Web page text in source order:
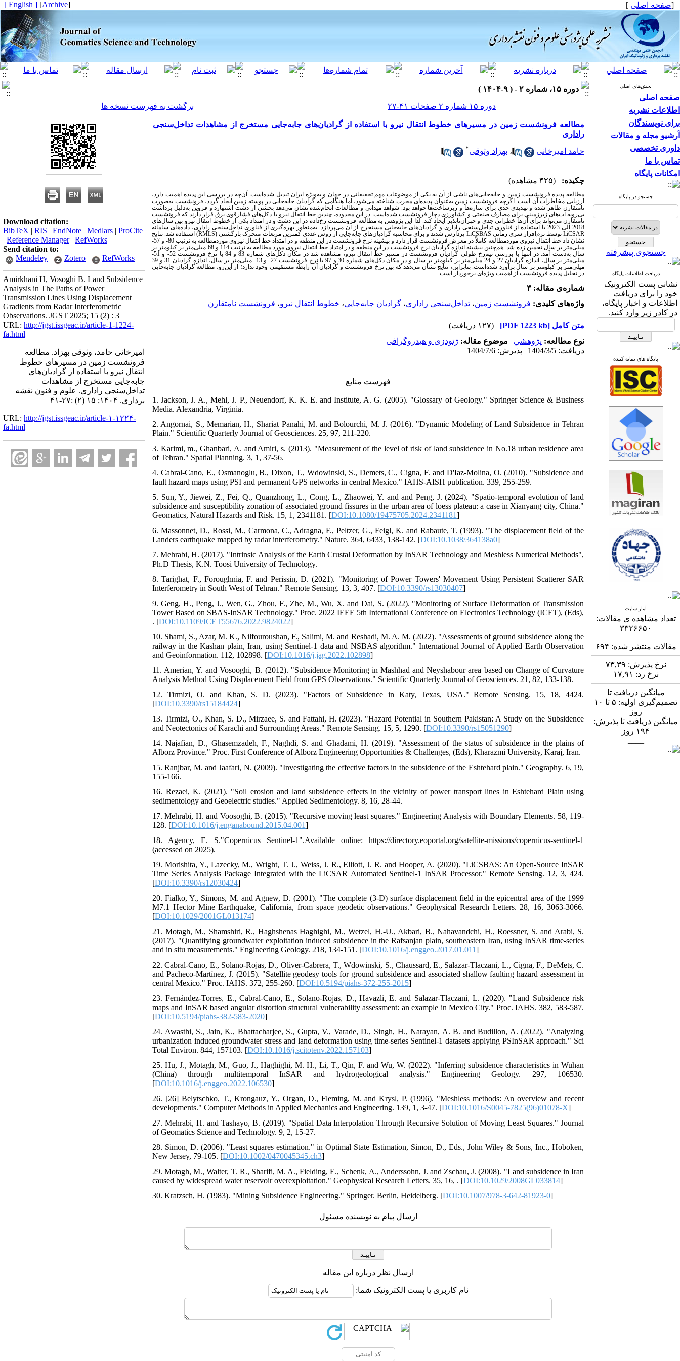
[صفحه اصلی ]
[
Archive
]
[ English ]
بخش‌های اصلی
صفحه اصلی
اطلاعات نشریه
برای نویسندگان
آرشیو مجله و مقالات
داوری تخصصی
تماس با ما
امکانات پایگاه
جستجو در پایگاه
جستجوی پیشرفته
دریافت اطلاعات پایگاه
نشانی پست الکترونیک
خود را برای دریافت
اطلاعات و اخبار پایگاه،
در کادر زیر وارد کنید.
پایگاه های نمایه کننده
آمار سایت
تعداد مشاهده ی مقالات:
۳۳۲۶۶۵۰
مقالات منتشر شده: ۶۹۴
نرخ پذیرش: ۷۳,۳۹
نرخ رد: ۱۷,۹۱
میانگین دریافت تا
تصمیم‌گیری اولیه: ۵ تا ۱۰
روز
میانگین دریافت تا پذیرش:
۱۹۴ روز
دوره ۱۵، شماره ۲ - ( ۹-۱۴۰۴ )
دوره ۱۵ شماره ۲ صفحات ۴۱-۲۷
برگشت به فهرست نسخه ها
مطالعه فرونشست زمین در مسیرهای خطوط انتقال نیرو با استفاده از گرادیان‌های جابه‌جایی مستخرج از مشاهدات تداخل‌سنجی
راداری
حامد امیرخانی ، بهزاد وثوقی*
چکیده: (۴۲۵ مشاهده)
مطالعه پدیده فرونشست زمین و جابه‌جایی‌های ناشی از آن به یکی از موضوعات مهم تحقیقاتی در جهان و به‌ویژه ایران تبدیل شده‌است. آن‌چه در بررسی این پدیده اهمیت دارد،
ارزیابی مخاطرات آن است. اگرچه فرونشست زمین به‌عنوان پدیده‌ای مخرب شناخته می‌شود، اما هنگامی که گرادیان جابه‌جایی در پوسته زمین ایجاد گردد، فرونشست به‌صورت
نامتقارن ظاهر شده و تهدیدی جدی برای سازه‌ها و زیرساخت‌ها خواهد بود. شواهد میدانی و مطالعات انجام‌شده نشان می‌دهد بخشی از دشت اشتهارد و قزوین به‌دلیل برداشت
بی‌رویه آب‌های زیرزمینی برای مصارف صنعتی و کشاورزی دچار فرونشست شده‌است. در این محدوده، چندین خط انتقال نیرو با دکل‌های فشارقوی برق قرار دارند که فرونشست
نامتقارن می‌تواند برای آن‌ها خطراتی جدی و جبران‌ناپذیر ایجاد کند. لذا این پژوهش به مطالعه فرونشست رخ‌داده در این دشت و در امتداد یکی از خطوط انتقال نیرو بین سال‌های
2018 الی 2023 با استفاده از فناوری تداخل‌سنجی راداری و گرادیان‌های جابه‌جایی مستخرج از آن می‌پردازد. به‌منظور بهره‌گیری از فناوری تداخل‌سنجی راداری، داده‌های سامانه
LiCSARتوسط نرم‌افزار سری زمانی LiCSBAS پردازش شدند و برای محاسبه گرادیان‌های جابه‌جایی از روش عددی کمترین مربعات متحرک بازگشتی (RMLS) استفاده شد. نتایج
نشان داد خط انتقال نیروی موردمطالعه کاملاً در معرض فرونشست قرار دارد و بیشینه نرخ فرونشست در این منطقه و در امتداد خط انتقال نیروی موردمطالعه به ترتیب 80- و 57-
میلی‌متر بر سال تخمین زده شد. هم‌چنین بیشینه اندازه گرادیان نرخ فرونشست در این منطقه و در امتداد خط انتقال نیروی مورد مطالعه به ترتیب 114 و 68 میلی‌متر بر کیلومتر بر
سال به‌دست آمد. در انتها با بررسی نیم‌رخ طولی گرادیان فرونشست در مسیر خط انتقال نیرو، مشاهده شد در مکان دکل‌های شماره 83 و 84 با نرخ فرونشست 52- و 51-
میلی‌متر بر سال، اندازه گرادیان 27 و 24 میلی‌متر بر کیلومتر بر سال و در مکان دکل‌های شماره 30 و 97 با نرخ فرونشست 27- و 13- میلی‌متر بر سال، اندازه گرادیان 31 و 39
میلی‌متر بر کیلومتر بر سال برآورد شده‌است. بنابراین، نتایج نشان می‌دهد که بین نرخ فرونشست و گرادیان آن رابطه مستقیمی وجود ندارد؛ از این‌رو، مطالعه گرادیان جابه‌جایی
در تحلیل پدیده فرونشست از اهمیت ویژه‌ای برخوردار است.
شماره‌ی مقاله: ۳
واژه‌های کلیدی: فرونشست زمین، تداخل‌سنجی راداری، گرادیان جابه‌جایی، خطوط انتقال نیرو، فرونشست نامتقارن
متن کامل [PDF 1223 kb]
(۱۲۷ دریافت)
نوع مطالعه: پژوهشي | موضوع مقاله: ژئودزی و هیدروگرافی
دریافت: 1404/3/5 | پذیرش: 1404/7/6
فهرست منابع
1. Jackson, J. A., Mehl, J. P., Neuendorf, K. K. E. and Institute, A. G. (2005). "Glossary of Geology." Springer Science & Business
Media. Alexandria, Virginia.
2. Angornai, S., Memarian, H., Shariat Panahi, M. and Bolourchi, M. J. (2016). "Dynamic Modeling of Land Subsidence in Tehran
Plain." Scientific Quarterly Journal of Geosciences. 25, 97, 211-220.
3. Karimi, m., Ghanbari, A. and Amiri, s. (2013). "Measurement of the level of risk of land subsidence in No.18 urban residence area
of Tehran." Spatial Planning. 3, 1, 37-56.
4. Cabral-Cano, E., Osmanoglu, B., Dixon, T., Wdowinski, S., Demets, C., Cigna, F. and D'Iaz-Molina, O. (2010). "Subsidence and
fault hazard maps using PSI and permanent GPS networks in central Mexico." IAHS-AISH publication. 339, 255-259.
5. Sun, Y., Jiewei, Z., Fei, Q., Quanzhong, L., Cong, L., Zhaowei, Y. and and Peng, J. (2024). "Spatio-temporal evolution of land
subsidence and susceptibility zonation of associated ground fissures in the urban area of loess plateau: a case in Xianyang city, China."
Geomatics, Natural Hazards and Risk. 15, 1, 2341181. [DOI:10.1080/19475705.2024.2341181]
6. Massonnet, D., Rossi, M., Carmona, C., Adragna, F., Peltzer, G., Feigl, K. and Rabaute, T. (1993). "The displacement field of the
Landers earthquake mapped by radar interferometry." Nature. 364, 6433, 138-142. [DOI:10.1038/364138a0]
7. Mehrabi, H. (2017). "Intrinsic Analysis of the Earth Crustal Deformation by InSAR Technology and Meshless Numerical Methods",
Ph.D Thesis, K.N. Toosi University of Technology.
8. Tarighat, F., Foroughnia, F. and Perissin, D. (2021). "Monitoring of Power Towers' Movement Using Persistent Scatterer SAR
Interferometry in South West of Tehran." Remote Sensing. 13, 3, 407. [DOI:10.3390/rs13030407]
9. Geng, H., Peng, J., Wen, G., Zhou, F., Zhe, M., Wu, X. and Dai, S. (2022). "Monitoring of Surface Deformation of Transmission
Tower Based on SBAS-InSAR Technology." Proc. 2022 IEEE 5th International Conference on Electronics Technology (ICET), (Eds),
. [DOI:10.1109/ICET55676.2022.9824022]
10. Shami, S., Azar, M. K., Nilfouroushan, F., Salimi, M. and Reshadi, M. A. M. (2022). "Assessments of ground subsidence along the
railway in the Kashan plain, Iran, using Sentinel-1 data and NSBAS algorithm." International Journal of Applied Earth Observation
and Geoinformation. 112, 102898. [DOI:10.1016/j.jag.2022.102898]
11. Amerian, Y. and Vosooghi, B. (2012). "Subsidence Monitoring in Mashhad and Neyshabour area based on Change of Curvature
Analysis Method Using Displacement Field from GPS Observations." Scientific Quarterly Journal of Geosciences. 21, 82, 133-138.
12. Tirmizi, O. and Khan, S. D. (2023). "Factors of Subsidence in Katy, Texas, USA." Remote Sensing. 15, 18, 4424.
[DOI:10.3390/rs15184424]
13. Tirmizi, O., Khan, S. D., Mirzaee, S. and Fattahi, H. (2023). "Hazard Potential in Southern Pakistan: A Study on the Subsidence
and Neotectonics of Karachi and Surrounding Areas." Remote Sensing. 15, 5, 1290. [DOI:10.3390/rs15051290]
14. Najafian, D., Ghasemzadeh, F., Naghdi, S. and Ghadami, H. (2019). "Assessment of the status of subsidence in the plains of
Alborz Province." Proc. First Conference of Alborz Engineering Opportunities & Challenges, (Eds), Kharazmi University, Karaj, Iran.
15. Ranjbar, M. and Jaafari, N. (2009). "Investigating the effective factors in the subsidence of the Eshtehard plain." Geography. 6, 19,
155-166.
16. Rezaei, K. (2021). "Soil erosion and land subsidence effects in the vicinity of power transport lines in Eshtehard Plain using
sedimentology and Geoelectric studies." Applied Sedimentology. 8, 16, 28-44.
17. Mehrabi, H. and Voosoghi, B. (2015). "Recursive moving least squares." Engineering Analysis with Boundary Elements. 58, 119-
128. [DOI:10.1016/j.enganabound.2015.04.001]
18. Agency, E. S."Copernicus Sentinel-1".Available online: https://directory.eoportal.org/satellite-missions/copernicus-sentinel-1
(accessed on 2025).
19. Morishita, Y., Lazecky, M., Wright, T. J., Weiss, J. R., Elliott, J. R. and Hooper, A. (2020). "LiCSBAS: An Open-Source InSAR
Time Series Analysis Package Integrated with the LiCSAR Automated Sentinel-1 InSAR Processor." Remote Sensing. 12, 3, 424.
[DOI:10.3390/rs12030424]
20. Fialko, Y., Simons, M. and Agnew, D. (2001). "The complete (3-D) surface displacement field in the epicentral area of the 1999
M7.1 Hector Mine Earthquake, California, from space geodetic observations." Geophysical Research Letters. 28, 16, 3063-3066.
[DOI:10.1029/2001GL013174]
21. Motagh, M., Shamshiri, R., Haghshenas Haghighi, M., Wetzel, H.-U., Akbari, B., Nahavandchi, H., Roessner, S. and Arabi, S.
(2017). "Quantifying groundwater exploitation induced subsidence in the Rafsanjan plain, southeastern Iran, using InSAR time-series
and in situ measurements." Engineering Geology. 218, 134-151. [DOI:10.1016/j.enggeo.2017.01.011]
22. Cabral-Cano, E., Solano-Rojas, D., Oliver-Cabrera, T., Wdowinski, S., Chaussard, E., Salazar-Tlaczani, L., Cigna, F., DeMets, C.
and Pacheco-Martínez, J. (2015). "Satellite geodesy tools for ground subsidence and associated shallow faulting hazard assessment in
central Mexico." Proc. IAHS. 372, 255-260. [DOI:10.5194/piahs-372-255-2015]
23. Fernández-Torres, E., Cabral-Cano, E., Solano-Rojas, D., Havazli, E. and Salazar-Tlaczani, L. (2020). "Land Subsidence risk
maps and InSAR based angular distortion structural vulnerability assessment: an example in Mexico City." Proc. IAHS. 382, 583-587.
[DOI:10.5194/piahs-382-583-2020]
24. Awasthi, S., Jain, K., Bhattacharjee, S., Gupta, V., Varade, D., Singh, H., Narayan, A. B. and Budillon, A. (2022). "Analyzing
urbanization induced groundwater stress and land deformation using time-series Sentinel-1 datasets applying PSInSAR approach." Sci
Total Environ. 844, 157103. [DOI:10.1016/j.scitotenv.2022.157103]
25. Hu, J., Motagh, M., Guo, J., Haghighi, M. H., Li, T., Qin, F. and Wu, W. (2022). "Inferring subsidence characteristics in Wuhan
(China) through multitemporal InSAR and hydrogeological analysis." Engineering Geology. 297, 106530.
[DOI:10.1016/j.enggeo.2022.106530]
26. [26] Belytschko, T., Krongauz, Y., Organ, D., Fleming, M. and Krysl, P. (1996). "Meshless methods: An overview and recent
developments." Computer Methods in Applied Mechanics and Engineering. 139, 1, 3-47. [DOI:10.1016/S0045-7825(96)01078-X]
27. Mehrabi, H. and Tashayo, B. (2019). "Spatial Data Interpolation Through Recursive Solution of Moving Least Squares." Journal
of Geomatics Science and Technology. 9, 2, 15-27.
28. Simon, D. (2006). "Least squares estimation." in Optimal State Estimation, Simon, D., Eds., John Wiley & Sons, Inc., Hoboken,
New Jersey, 79-105. [DOI:10.1002/0470045345.ch3]
29. Motagh, M., Walter, T. R., Sharifi, M. A., Fielding, E., Schenk, A., Anderssohn, J. and Zschau, J. (2008). "Land subsidence in Iran
caused by widespread water reservoir overexploitation." Geophysical Research Letters. 35, 16, . [DOI:10.1029/2008GL033814]
30. Kratzsch, H. (1983). "Mining Subsidence Engineering." Springer. Berlin, Heidelberg. [DOI:10.1007/978-3-642-81923-0]
ارسال پیام به نویسنده مسئول
ارسال نظر درباره این مقاله
نام کاربری یا پست الکترونیک شما:
Download citation:
BibTeX | RIS | EndNote | Medlars | ProCite
| Reference Manager| RefWorks
Send citation to:
Mendeley
Zotero RefWorks
Amirkhani H, Vosoghi B. Land Subsidence
Analysis in The Paths of Power
Transmission Lines Using Displacement
Gradients from Radar Interferometric
Observations. JGST 2025; 15 (2) : 3
URL: http://jgst.issgeac.ir/article-1-1224-
fa.html
امیرخانی حامد، وثوقی بهزاد. مطالعه
فرونشست زمین در مسیرهای خطوط
انتقال نیرو با استفاده از گرادیان‌های
جابه‌جایی مستخرج از مشاهدات
تداخل‌سنجی راداری. علوم و فنون نقشه
برداری. ۱۴۰۴; ۱۵ (۲) :۲۷-۴۱
URL: http://jgst.issgeac.ir/article-۱-۱۲۲۴-
fa.html